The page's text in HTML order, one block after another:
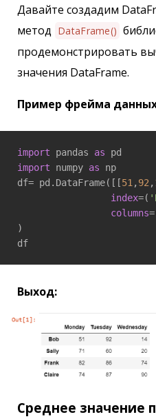
Давайте создадим
метод DataFrame()
продемонстрировать
значения DataFrame.
Пример фрейма
import pandas as
import numpy as np
df= pd.DataFrame([[51 , 92 ,
index=(
columns
)
df
Выход:
Среднее значение